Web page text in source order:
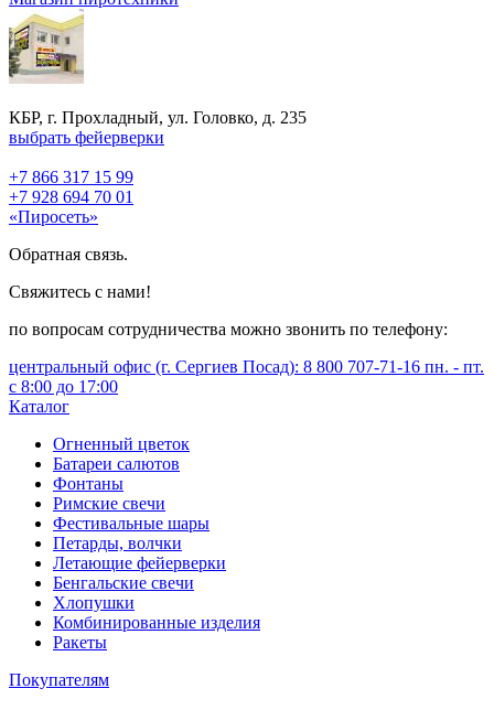
КБР, г. Прохладный, ул. Головко, д. 235
выбрать фейерверки
+7 866 317 15 99
+7 928 694 70 01
«Пиросеть»
Обратная связь.
Свяжитесь с нами!
по вопросам сотрудничества можно звонить по телефону:
центральный офис (г. Сергиев Посад): 8 800 707-71-16 пн. - пт.
с 8:00 до 17:00
Каталог
Огненный цветок
Батареи салютов
Фонтаны
Римские свечи
Фестивальные шары
Петарды, волчки
Летающие фейерверки
Бенгальские свечи
Хлопушки
Комбинированные изделия
Ракеты
Покупателям